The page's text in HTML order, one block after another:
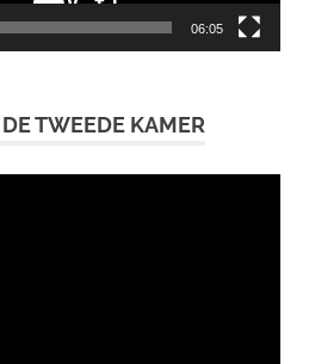
06:05
TWEEDE KAMER